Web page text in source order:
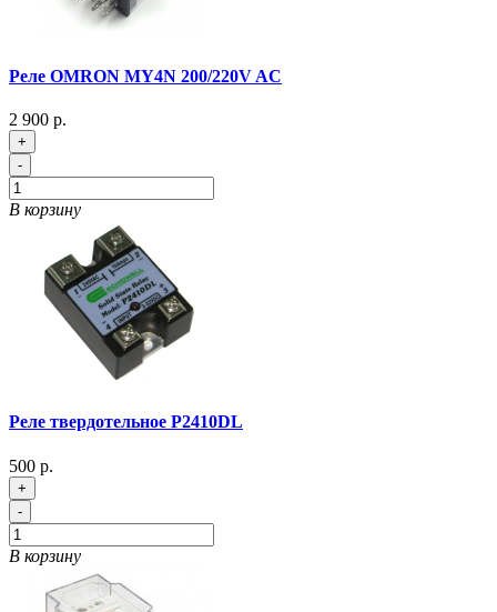
Реле OMRON MY4N 200/220V AC
2 900 р.
+
-
В корзину
Реле твердотельное P2410DL
500 р.
+
-
В корзину